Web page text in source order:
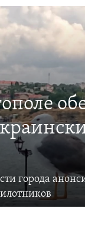
города